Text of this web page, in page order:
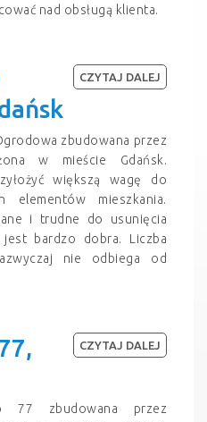
nad obsługą klienta.
zbudowana przez
w mieście Gdańsk.
większą wagę do
elementów mieszkania.
i trudne do usunięcia
jest bardzo dobra. Liczba
nie odbiega od
CZYTAJ DALEJ
77 zbudowana przez
CZYTAJ DALEJ